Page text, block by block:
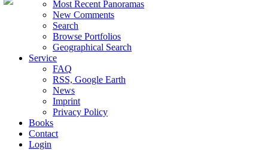
Most Recent Panoramas
New Comments
Search
Browse Portfolios
Geographical Search
Service
FAQ
RSS, Google Earth
News
Imprint
Privacy Policy
Books
Contact
Login